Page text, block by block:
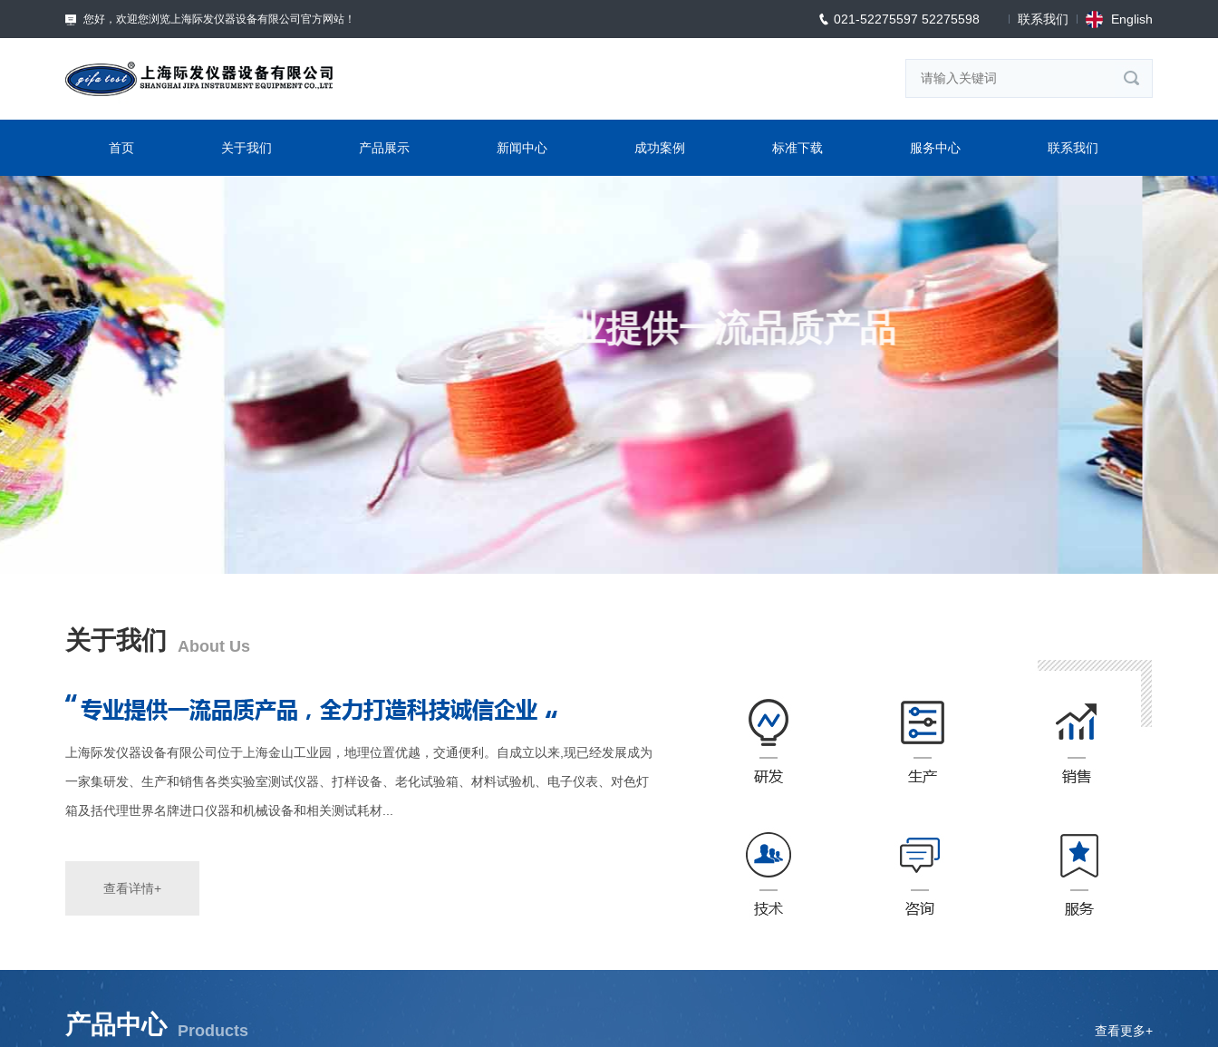
您好，欢迎您浏览上海际发仪器设备有限公司官方网站！ 021-52275597 52275598 联系我们 English
首页 关于我们 产品展示 新闻中心 成功案例 标准下载 服务中心 联系我们
专业提供一流品质产品
关于我们 About Us
上海际发仪器设备有限公司位于上海金山工业园，地理位置优越，交通便利。自成立以来,现已经发展成为
一家集研发、生产和销售各类实验室测试仪器、打样设备、老化试验箱、材料试验机、电子仪表、对色灯
箱及括代理世界名牌进口仪器和机械设备和相关测试耗材...
查看详情+
产品中心 Products 查看更多+